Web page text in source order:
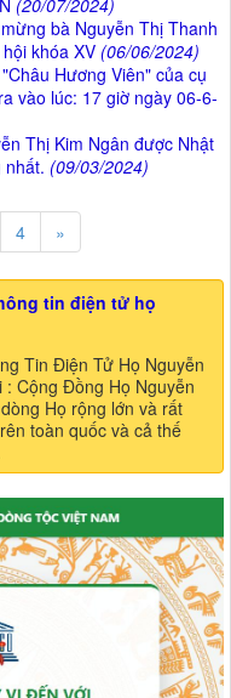
(20/07/2024)
bà Nguyễn Thị Thanh
khóa XV (06/06/2024)
Hương Viên" của cụ
vào lúc: 17 giờ ngày 06-6-
Thị Kim Ngân được Nhật
nhất. (09/03/2024)
4 »
tin điện tử họ
Tin Điện Tử Họ Nguyễn
: Cộng Đồng Họ Nguyễn
Họ rộng lớn và rất
toàn quốc và cả thế